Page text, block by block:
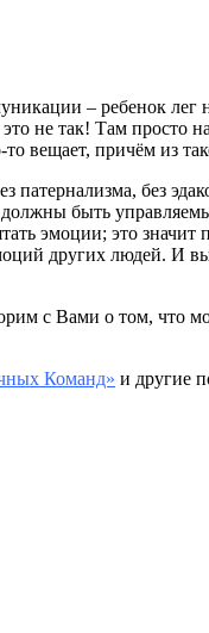
– ребенок
не так! Там просто
вещает, причём из
патернализма, без
быть
эмоции; это значит
других людей. И
с Вами о том, что
Команд» и другие